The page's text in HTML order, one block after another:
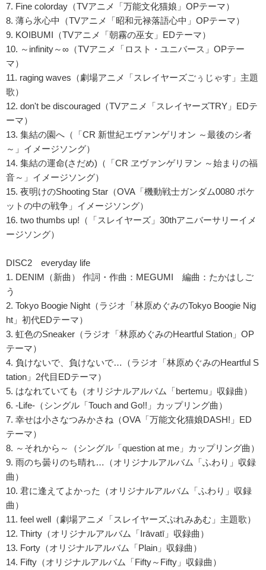
7. Fine colorday（TVアニメ「万能文化猫娘」OPテーマ）
8. 薄ら氷心中（TVアニメ「昭和元禄落語心中」OPテーマ）
9. KOIBUMI（TVアニメ「朝霧の巫女」EDテーマ）
10. ～infinity～∞（TVアニメ「ロスト・ユニバース」OPテー
マ）
11. raging waves（劇場アニメ「スレイヤーズごぅじゃす」主題
歌）
12. don't be discouraged（TVアニメ「スレイヤーズTRY」EDテ
ーマ）
13. 集結の園へ（「CR 新世紀エヴァンゲリオン ～最後のシ者
～」イメージソング）
14. 集結の運命(さだめ)（「CR ヱヴァンゲリヲン ～始まりの福
音～」イメージソング）
15. 夜明けのShooting Star（OVA「機動戦士ガンダム0080 ポケ
ットの中の戦争」イメージソング）
16. two thumbs up!（「スレイヤーズ」30thアニバーサリーイメ
ージソング）
DISC2 everyday life
1. DENIM（新曲） 作詞・作曲：MEGUMI 編曲：たかはしご
う
2. Tokyo Boogie Night（ラジオ「林原めぐみのTokyo Boogie Nig
ht」初代EDテーマ）
3. 虹色のSneaker（ラジオ「林原めぐみのHeartful Station」OP
テーマ）
4. 負けないで、負けないで…（ラジオ「林原めぐみのHeartful S
tation」2代目EDテーマ）
5. はなれていても（オリジナルアルバム「bertemu」収録曲）
6. -Life-（シングル「Touch and Go!!」カップリング曲）
7. 幸せは小さなつみかさね（OVA「万能文化猫娘DASH!」ED
テーマ）
8. ～それから～（シングル「question at me」カップリング曲）
9. 雨のち曇りのち晴れ…（オリジナルアルバム「ふわり」収録
曲）
10. 君に逢えてよかった（オリジナルアルバム「ふわり」収録
曲）
11. feel well（劇場アニメ「スレイヤーズぷれみあむ」主題歌）
12. Thirty（オリジナルアルバム「Irāvatī」収録曲）
13. Forty（オリジナルアルバム「Plain」収録曲）
14. Fifty（オリジナルアルバム「Fifty～Fifty」収録曲）